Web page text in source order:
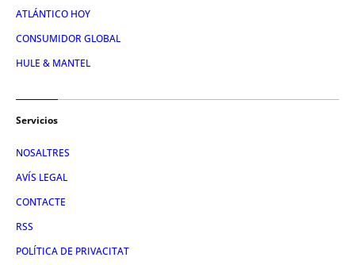
ATLÁNTICO HOY
CONSUMIDOR GLOBAL
HULE & MANTEL
Servicios
NOSALTRES
AVÍS LEGAL
CONTACTE
RSS
POLÍTICA DE PRIVACITAT